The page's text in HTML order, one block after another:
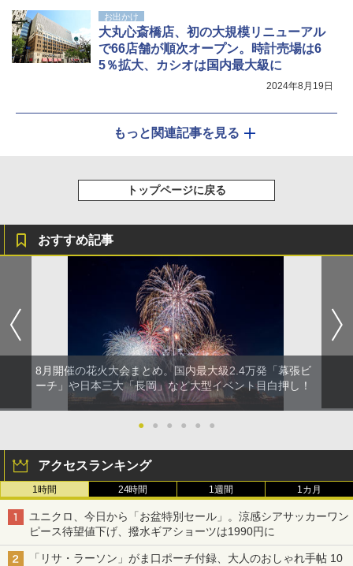
お出かけ
大丸心斎橋店、初の大規模リニューアル
で66店舗が順次オープン。時計売場は6
5％拡大、カシオは国内最大級に
2024年8月19日
もっと関連記事を見る
トップページに戻る
おすすめ記事
8月開催の花火大会まとめ。国内最大級2.4万発「幕張ビ
ーチ」や日本三大「長岡」など大型イベント目白押し！
● ● ● ● ● ●
アクセスランキング
1時間 24時間 1週間 1カ月
ユニクロ、今日から「お盆特別セール」。涼感シアサッカーワン
ピース待望値下げ、撥水ギアショーツは1990円に
「リサ・ラーソン」がま口ポーチ付録、大人のおしゃれ手帖 10